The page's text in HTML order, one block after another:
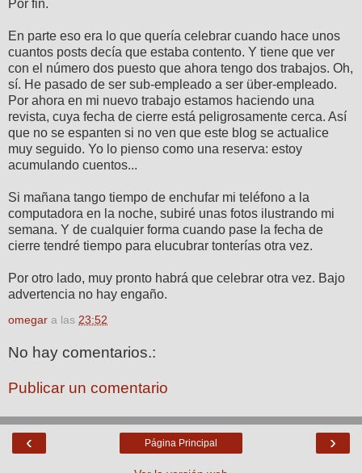
Por fin.
En parte eso era lo que quería celebrar cuando hace unos
cuantos posts decía que estaba contento. Y tiene que ver
con el número dos puesto que ahora tengo dos trabajos. Oh,
sí. He pasado de ser sub-empleado a ser über-empleado.
Por ahora en mi nuevo trabajo estamos haciendo una
revista, cuya fecha de cierre está peligrosamente cerca. Así
que no se espanten si no ven que este blog se actualice
muy seguido. Yo lo pienso como una reserva: estoy
acumulando cuentos...
Si mañana tango tiempo de enchufar mi teléfono a la
computadora en la noche, subiré unas fotos ilustrando mi
semana. Y de cualquier forma cuando pase la fecha de
cierre tendré tiempo para elucubrar tonterías otra vez.
Por otro lado, muy pronto habrá que celebrar otra vez. Bajo
advertencia no hay engaño.
omegar a las 23:52
No hay comentarios.:
Publicar un comentario
‹ ›
Página Principal